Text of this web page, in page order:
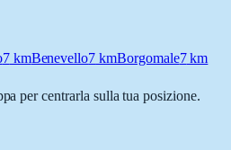
7kmBenevello7 kmBorgomale7km
per centrarla sulla tua posizione.